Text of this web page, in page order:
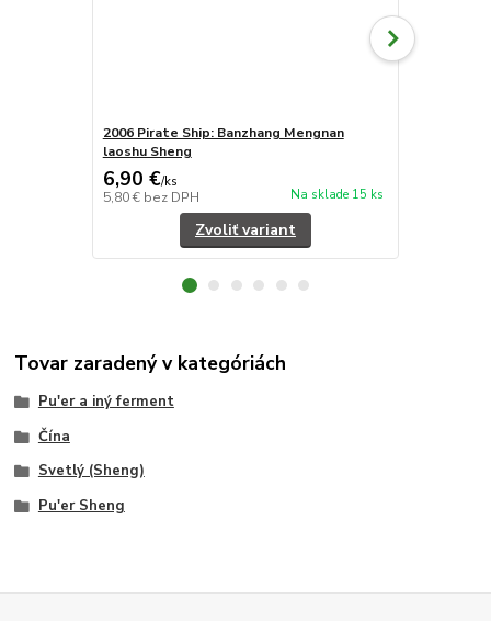
2006 Pirate Ship: Banzhang Mengnan
laoshu Sheng
6,90 €/ks
5,80 € bez DPH Na sklade 15 ks
Zvoliť variant
Tovar zaradený v kategóriách
Pu'er a iný ferment
Čína
Svetlý (Sheng)
Pu'er Sheng